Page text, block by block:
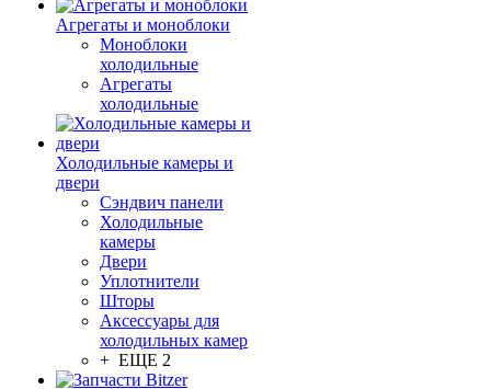
Агрегаты и моноблоки
Моноблоки
холодильные
Агрегаты
холодильные
Холодильные камеры и
двери
Сэндвич панели
Холодильные
камеры
Двери
Уплотнители
Шторы
Аксессуары для
холодильных камер
+ ЕЩЕ 2